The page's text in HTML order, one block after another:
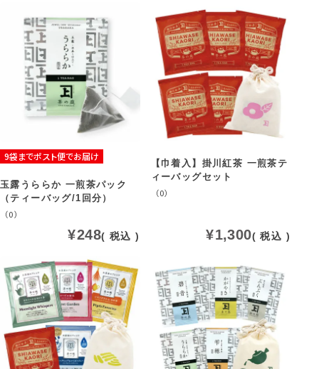
9袋までポスト便でお届け
玉露うららか 一煎茶パック
（ティーバッグ/1回分）
（0）
¥248 税込
【巾着入】掛川紅茶 一煎茶テ
ィーバッグセット
（0）
¥1,300 税込